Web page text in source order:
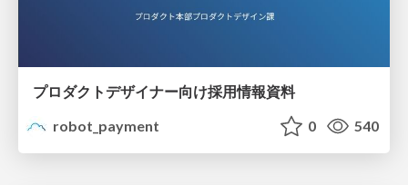
プロダクトデザイナー向け採用情報資料
robot_payment
0 540